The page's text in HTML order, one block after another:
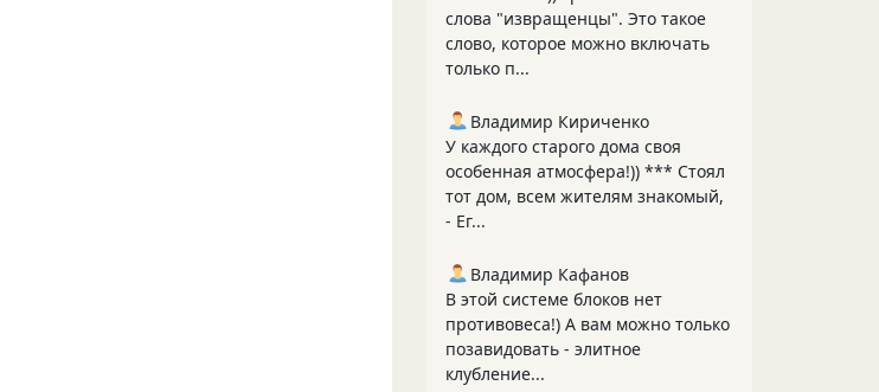
слова "извращенцы". Это такое
слово, которое можно включать
только п...
Владимир Кириченко
У каждого старого дома своя
особенная атмосфера!)) *** Стоял
тот дом, всем жителям знакомый,
- Ег...
Владимир Кафанов
В этой системе блоков нет
противовеса!) А вам можно только
позавидовать - элитное
клубление...